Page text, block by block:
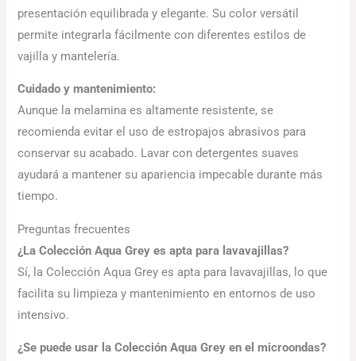
presentación equilibrada y elegante. Su color versátil
permite integrarla fácilmente con diferentes estilos de
vajilla y mantelería.
Cuidado y mantenimiento:
Aunque la melamina es altamente resistente, se
recomienda evitar el uso de estropajos abrasivos para
conservar su acabado. Lavar con detergentes suaves
ayudará a mantener su apariencia impecable durante más
tiempo.
Preguntas frecuentes
¿La Colección Aqua Grey es apta para lavavajillas?
Sí, la Colección Aqua Grey es apta para lavavajillas, lo que
facilita su limpieza y mantenimiento en entornos de uso
intensivo.
¿Se puede usar la Colección Aqua Grey en el microondas?